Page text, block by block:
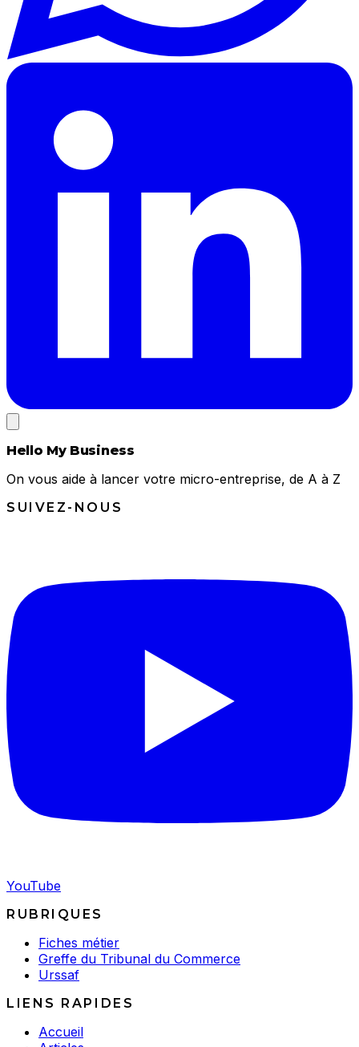
Hello My Business
On vous aide à lancer votre micro-entreprise, de A à Z
SUIVEZ-NOUS
YouTube
RUBRIQUES
Fiches métier
Greffe du Tribunal du Commerce
Urssaf
LIENS RAPIDES
Accueil